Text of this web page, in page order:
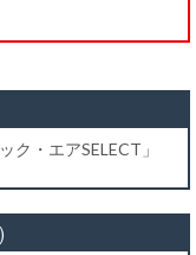
ク・エアSELECT」